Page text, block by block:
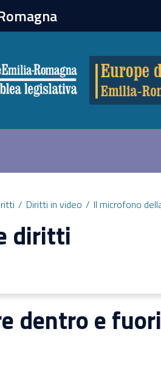
Diritti in video Il microfono
diritti
dentro e